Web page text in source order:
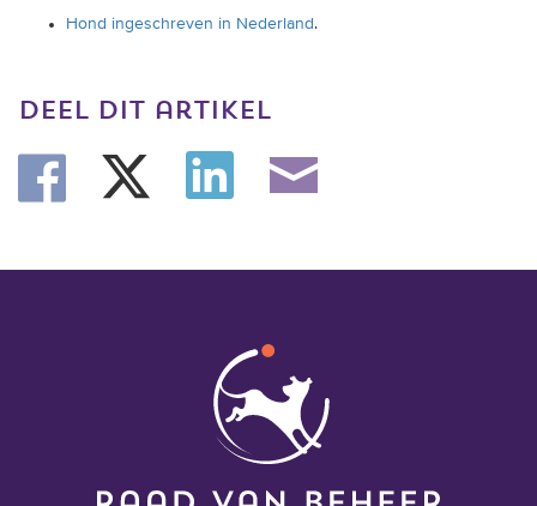
Activiteiten agenda
Inlog leden / officials
Hond ingeschreven in Nederland .
deel dit artikel